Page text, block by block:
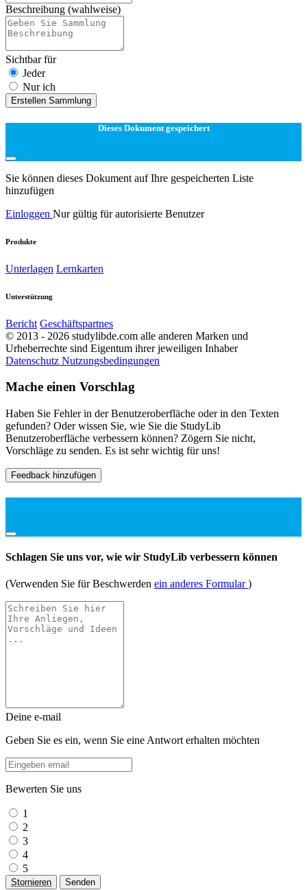
Beschreibung (wahlweise)
Sichtbar für
Jeder
Nur ich
Erstellen Sammlung
Dieses Dokument gespeichert
Sie können dieses Dokument auf Ihre gespeicherten Liste
hinzufügen
Einloggen Nur gültig für autorisierte Benutzer
Produkte
Unterlagen Lernkarten
Unterstützung
Bericht Geschäftspartnes
© 2013 - 2026 studylibde.com alle anderen Marken und
Urheberrechte sind Eigentum ihrer jeweiligen Inhaber
Datenschutz Nutzungsbedingungen
Mache einen Vorschlag
Haben Sie Fehler in der Benutzeroberfläche oder in den Texten
gefunden? Oder wissen Sie, wie Sie die StudyLib
Benutzeroberfläche verbessern können? Zögern Sie nicht,
Vorschläge zu senden. Es ist sehr wichtig für uns!
Feedback hinzufügen
Schlagen Sie uns vor, wie wir StudyLib verbessern können
(Verwenden Sie für Beschwerden ein anderes Formular)
Deine e-mail
Geben Sie es ein, wenn Sie eine Antwort erhalten möchten
Bewerten Sie uns
1
2
3
4
5
Stornieren Senden